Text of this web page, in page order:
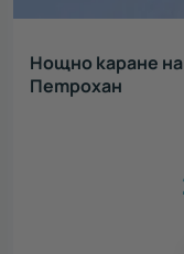
Нощно каране
Петрохан